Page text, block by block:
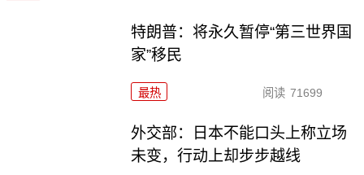
特朗普：将永久暂停“第三世界国
家”移民
最热 阅读 71699
外交部：日本不能口头上称立场
未变，行动上却步步越线